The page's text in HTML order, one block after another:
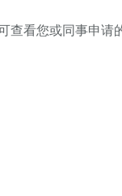
查看您或同事申请